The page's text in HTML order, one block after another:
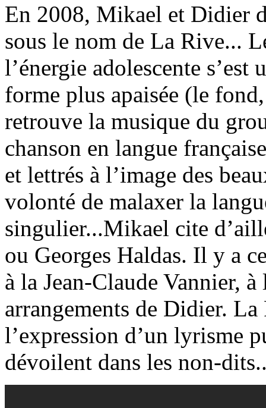
En 2008, Mikael et Didier
sous le nom de La Rive...
l’énergie adolescente s’est
forme plus apaisée (le
retrouve la musique du
chanson en langue
et lettrés à l’image des
volonté de malaxer la
singulier...Mikael cite
ou Georges Haldas. Il y a
à la Jean-Claude Vannier,
arrangements de Didier.
l’expression d’un lyrisme
dévoilent dans les non-